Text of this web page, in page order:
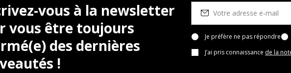
vous à la newsletter
vous être toujours
des dernières
!
Je préfère ne pas répondre
J’ai pris connaissance de la